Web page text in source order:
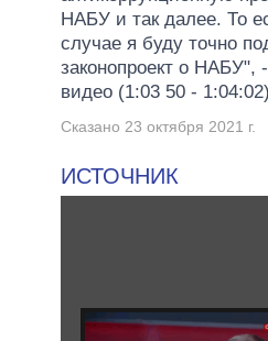
НАБУ и так далее. То
случае я буду точно
законопроект о НАБУ",
видео (1:03 50 -
Сказано 23 октября 2021 г.
ИСТОЧНИК